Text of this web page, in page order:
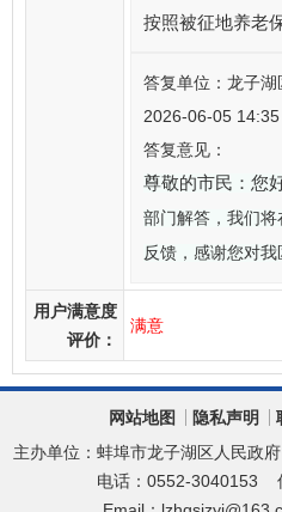
按照被征地养老
答复单位：龙子
2026-06-05 14:35
答复意见：
尊敬的市民：您
部门解答，我们
反馈，感谢您对我
用户满意度
评价：
满意
网站地图 隐私声明
主办单位：蚌埠市龙子湖区人民政府
电话：0552-3040153